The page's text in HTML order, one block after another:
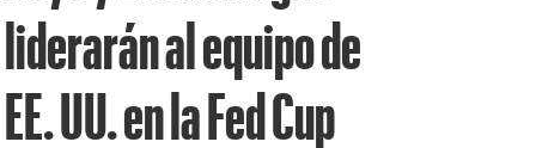
liderarán al equipo de
EE. UU. en la Fed Cup